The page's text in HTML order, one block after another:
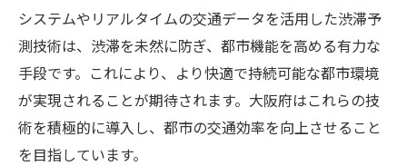
システムやリアルタイムの交通データを活用した渋滞予
測技術は、渋滞を未然に防ぎ、都市機能を高める有力な
手段です。これにより、より快適で持続可能な都市環境
が実現されることが期待されます。大阪府はこれらの技
術を積極的に導入し、都市の交通効率を向上させること
を目指しています。